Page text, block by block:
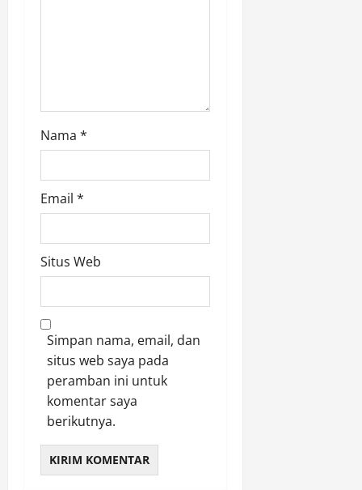
Nama *
Email *
Situs Web
Simpan nama, email, dan
situs web saya pada
peramban ini untuk
komentar saya
berikutnya.